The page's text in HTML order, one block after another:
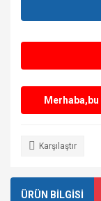
Karşılaştır
ÜRÜN BİLGİSİ